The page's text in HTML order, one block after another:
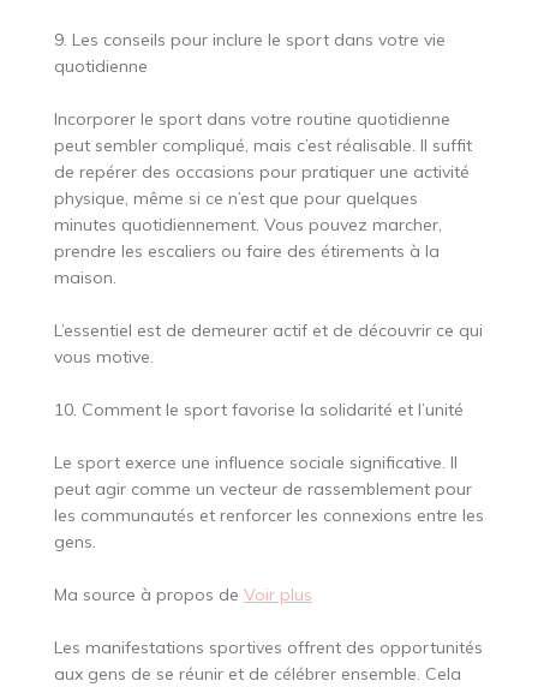
9. Les conseils pour inclure le sport dans votre vie
quotidienne
Incorporer le sport dans votre routine quotidienne
peut sembler compliqué, mais c’est réalisable. Il suffit
de repérer des occasions pour pratiquer une activité
physique, même si ce n’est que pour quelques
minutes quotidiennement. Vous pouvez marcher,
prendre les escaliers ou faire des étirements à la
maison.
L’essentiel est de demeurer actif et de découvrir ce qui
vous motive.
10. Comment le sport favorise la solidarité et l’unité
Le sport exerce une influence sociale significative. Il
peut agir comme un vecteur de rassemblement pour
les communautés et renforcer les connexions entre les
gens.
Ma source à propos de Voir plus
Les manifestations sportives offrent des opportunités
aux gens de se réunir et de célébrer ensemble. Cela